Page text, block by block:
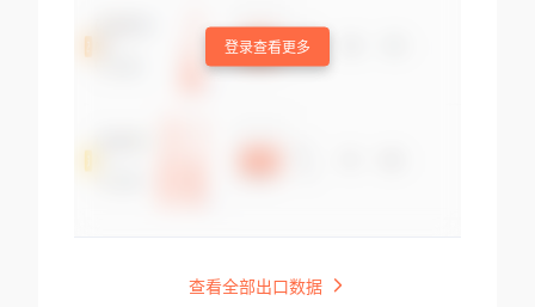
登录查看更多
查看全部出口数据